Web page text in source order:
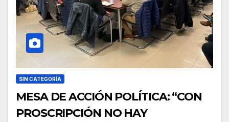
SIN CATEGORÍA
MESA DE ACCIÓN POLÍTICA: “CON
PROSCRIPCIÓN NO HAY